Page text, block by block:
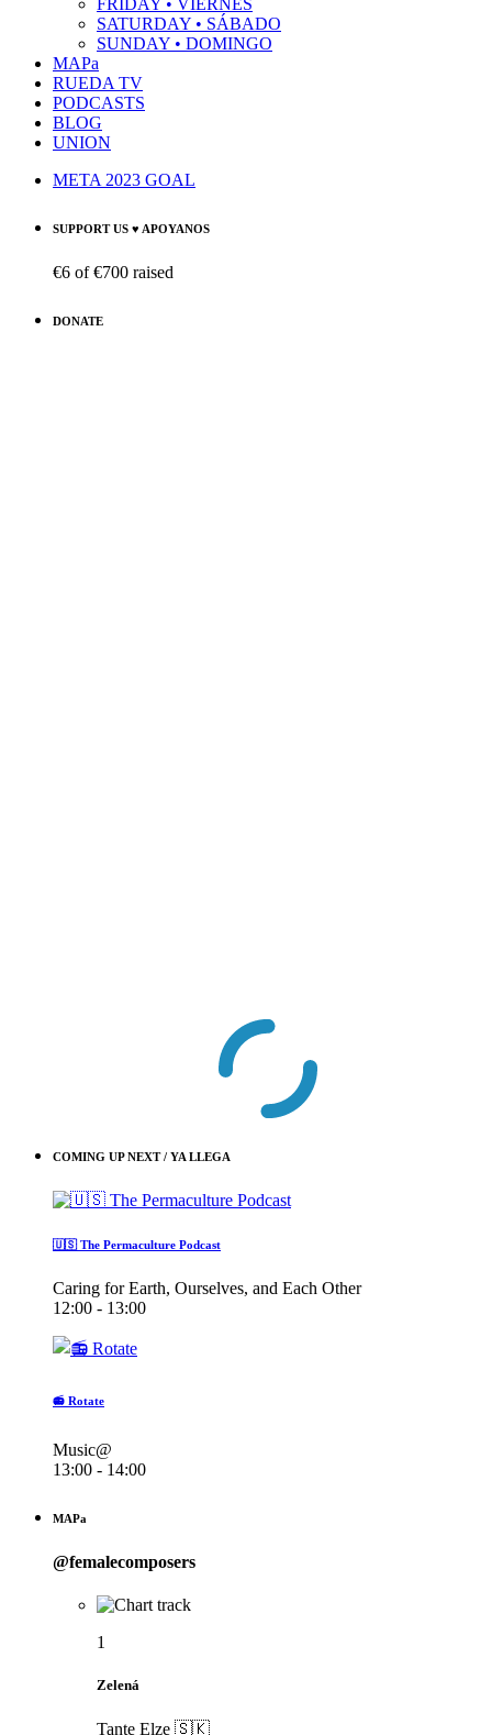
FRIDAY • VIERNES
SATURDAY • SÁBADO
SUNDAY • DOMINGO
MAPa
RUEDA TV
PODCASTS
BLOG
UNION
META 2023 GOAL
SUPPORT US ♥ APOYANOS
€6 of€700 raised
DONATE
COMING UP NEXT / YA LLEGA
🇺🇸 The Permaculture Podcast
Caring for Earth, Ourselves, and Each Other
12:00 - 13:00
📻 Rotate
Music@
13:00 - 14:00
MAPa
@femalecomposers
1
Zelená
Tante Elze 🇸🇰